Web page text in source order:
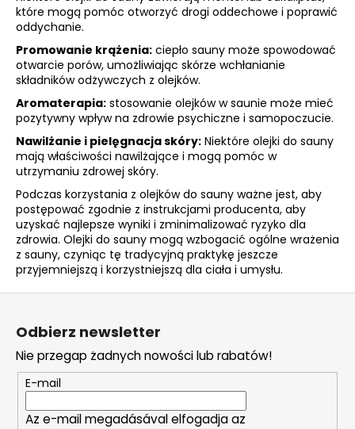
które mogą pomóc otworzyć drogi oddechowe i poprawić
oddychanie.
Promowanie krążenia: ciepło sauny może spowodować
otwarcie porów, umożliwiając skórze wchłanianie
składników odżywczych z olejków.
Aromaterapia: stosowanie olejków w saunie może mieć
pozytywny wpływ na zdrowie psychiczne i samopoczucie.
Nawilżanie i pielęgnacja skóry: Niektóre olejki do sauny
mają właściwości nawilżające i mogą pomóc w
utrzymaniu zdrowej skóry.
Podczas korzystania z olejków do sauny ważne jest, aby
postępować zgodnie z instrukcjami producenta, aby
uzyskać najlepsze wyniki i zminimalizować ryzyko dla
zdrowia. Olejki do sauny mogą wzbogacić ogólne wrażenia
z sauny, czyniąc tę tradycyjną praktykę jeszcze
przyjemniejszą i korzystniejszą dla ciała i umysłu.
ACAI
BERRY
145
KAPSUŁEK
56,20
S
Odbierz newsletter
Nie przegap żadnych nowości lub rabatów!
E-mail
Az e-mail megadásával elfogadja az